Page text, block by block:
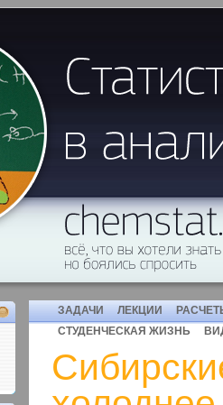
ЗАДАЧИ ЛЕКЦИИ
СТУДЕНЧЕСКАЯ ЖИЗНЬ